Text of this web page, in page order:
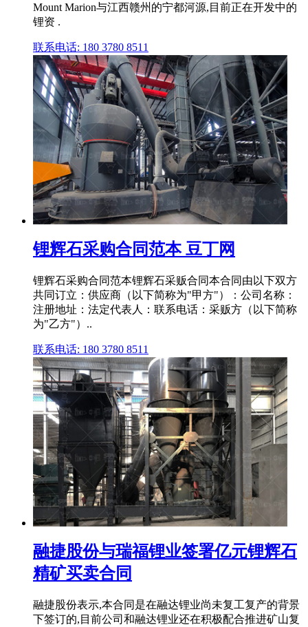
Mount Marion与江西赣州的宁都河源,目前正在开发中的
锂资 .
联系电话: 180 3780 8511
锂辉石采购合同范本 豆丁网
锂辉石采购合同范本锂辉石采贩合同本合同由以下双方
共同订立：供应商（以下简称为"甲方"）：公司名称：
注册地址：法定代表人：联系电话：采贩方（以下简称
为"乙方"）..
联系电话: 180 3780 8511
融捷股份与瑞福锂业签署亿元锂辉石
精矿买卖合同
融捷股份表示,本合同是在融达锂业尚未复工复产的背景
下签订的,目前公司和融达锂业还在积极配合推进矿山复